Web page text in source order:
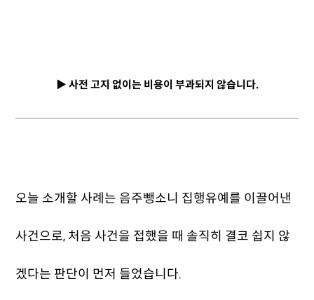
▶ 사전 고지 없이는 비용이 부과되지 않습니다.
오늘 소개할 사례는 음주뺑소니 집행유예를 이끌어낸
사건으로, 처음 사건을 접했을 때 솔직히 결코 쉽지 않
겠다는 판단이 먼저 들었습니다.